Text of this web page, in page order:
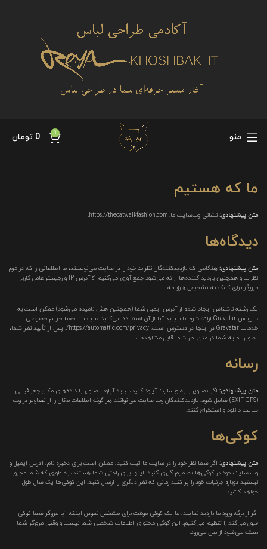
منو 0
0 تومان
ما که هستیم
متن پیشنهادی: نشانی وب‌سایت ما: https://thecatwalkfashion.com.
دیدگاه‌ها
متن پیشنهادی: هنگامی که بازدیدکنندگان نظرات خود را در سایت می‌نویسند، ما اطلاعاتی را که در فرم
نظرات و همچنین بازدید کننده‌ها ارائه می‌شود جمع آوری می‌کنیم ’s آدرس IP و رجیستر عامل کاربر
مرورگر برای کمک به تشخیص هرزنامه.
یک رشته ناشناس ایجاد شده از آدرس ایمیل شما (همچنین هش نامیده می‌شود) ممکن است به
سرویس Gravatar ارائه شود تا ببینید آیا از آن استفاده می‌کنید. سیاست حفظ حریم خصوصی
خدمات Gravatar در اینجا در دسترس است: https://automattic.com/privacy/. پس از تأیید نظر شما،
تصویر نمایه شما در متن نظر شما قابل مشاهده است.
رسانه
متن پیشنهادی: اگر تصاویر را به وبسایت آپلود کنید، نباید آپلود تصاویر با داده‌های مکان جغرافیایی
(EXIF GPS) شامل شود. بازدیدکنندگان وب سایت می‌توانند هر گونه اطلاعات مکان را از تصاویر در وب
سایت دانلود و استخراج کنند.
کوکی‌ها
متن پیشنهادی: اگر شما نظر خود را در سایت ما ثبت کنید، ممکن است برای ذخیره نام، آدرس ایمیل و
وب سایت خود در کوکی‌ها تصمیم گیری کنید. اینها برای راحتی شما هستند، به طوری که شما مجبور
نیستید دوباره جزئیات خود را پر کنید زمانی که نظر دیگری را ارسال کنید. این کوکی‌ها یک سال طول
خواهد کشید.
اگر از برگه ورود ما بازدید نمایید، ما یک کوکی موقت برای مشخص نمودن اینکه آیا مروگر شما کوکی
قبول می‌کند را تنظیم می‌کنیم. این کوکی محتوای اطلاعات شخصی شما نیست و وقتی مرورگر شما
بسته می‌شود از بین می‌رود.